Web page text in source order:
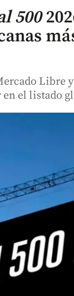
500
Libre
el listado